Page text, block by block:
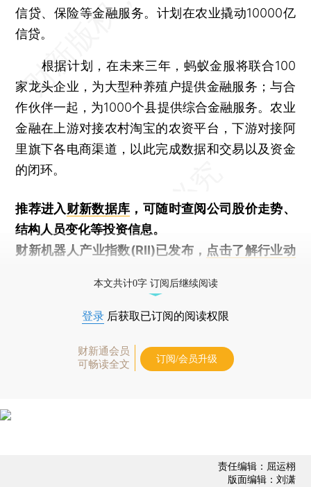
信贷、保险等金融服务。计划在农业撬动10000亿
信贷。
根据计划，在未来三年，蚂蚁金服将联合100
家龙头企业，为大型种养殖户提供金融服务；与合
作伙伴一起，为1000个县提供综合金融服务。农业
金融在上游对接农村淘宝的农资平台，下游对接阿
里旗下各电商渠道，以此完成数据和交易以及资金
的闭环。
推荐进入财新数据库 ，可随时查阅公司股价走势、
结构人员变化等投资信息。
财新机器人产业指数(RII)已发布， 点击了解行业动
本文共计0字 订阅后继续阅读
登录 后获取已订阅的阅读权限
财新通会员
可畅读全文
订阅/会员升级
责任编辑：屈运栩
版面编辑：刘潇